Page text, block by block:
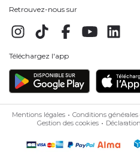
Retrouvez-nous sur
Téléchargez l'app
Mentions légales Conditions
Gestion des cookies